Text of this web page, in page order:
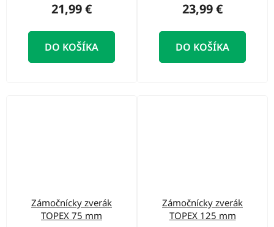
21,99 €
DO KOŠÍKA
23,99 €
DO KOŠÍKA
Zámočnícky zverák
TOPEX 75 mm
Zámočnícky zverák
TOPEX 125 mm